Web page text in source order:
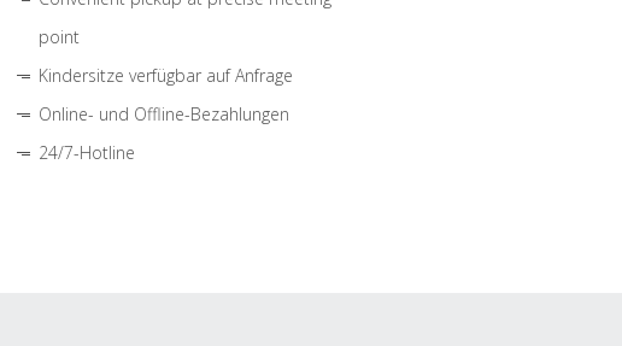
point
Kindersitze verfügbar auf Anfrage
Online- und Offline-Bezahlungen
24/7-Hotline